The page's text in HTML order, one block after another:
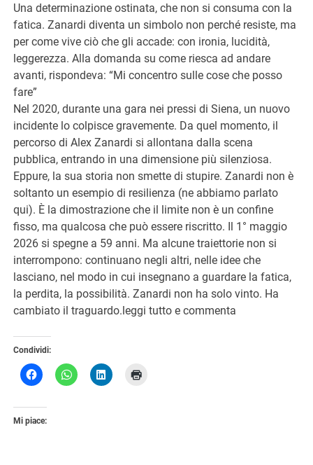
Una determinazione ostinata, che non si consuma con la
fatica. Zanardi diventa un simbolo non perché resiste, ma
per come vive ciò che gli accade: con ironia, lucidità,
leggerezza. Alla domanda su come riesca ad andare
avanti, rispondeva: “Mi concentro sulle cose che posso
fare”
Nel 2020, durante una gara nei pressi di Siena, un nuovo
incidente lo colpisce gravemente. Da quel momento, il
percorso di Alex Zanardi si allontana dalla scena
pubblica, entrando in una dimensione più silenziosa.
Eppure, la sua storia non smette di stupire. Zanardi non è
soltanto un esempio di resilienza (ne abbiamo parlato
qui). È la dimostrazione che il limite non è un confine
fisso, ma qualcosa che può essere riscritto. Il 1° maggio
2026 si spegne a 59 anni. Ma alcune traiettorie non si
interrompono: continuano negli altri, nelle idee che
lasciano, nel modo in cui insegnano a guardare la fatica,
la perdita, la possibilità. Zanardi non ha solo vinto. Ha
cambiato il traguardo.leggi tutto e commenta
Condividi:
Mi piace: